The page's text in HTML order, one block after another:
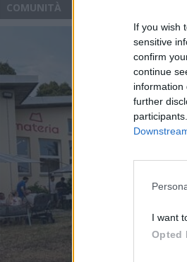
If you wish
sensitive
confirm
continue
information
further
I want
Opted
COMUNITÀ